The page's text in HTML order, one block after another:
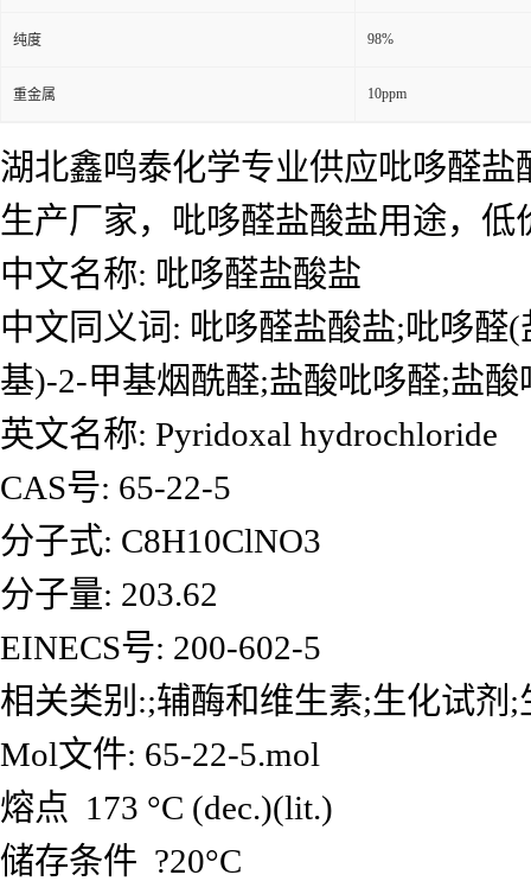
纯度 98%
重金属 10ppm
湖北鑫鸣泰化学专业供应吡哆醛
生产厂家，吡哆醛盐酸盐用途，
中文名称: 吡哆醛盐酸盐
中文同义词: 吡哆醛盐酸盐;吡哆醛
基)-2-甲基烟酰醛;盐酸吡哆醛;盐
英文名称: Pyridoxal hydrochloride
CAS号: 65-22-5
分子式: C8H10ClNO3
分子量: 203.62
EINECS号: 200-602-5
相关类别:;辅酶和维生素;生化试剂
Mol文件: 65-22-5.mol
熔点 173 °C (dec.)(lit.)
储存条件 ?20°C